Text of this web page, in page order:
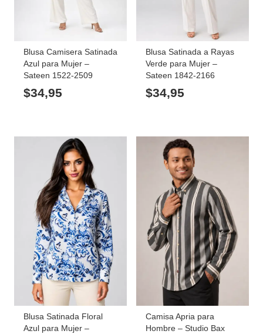
Blusa Camisera Satinada
Azul para Mujer –
Sateen 1522-2509
$34,95
Blusa Satinada a Rayas
Verde para Mujer –
Sateen 1842-2166
$34,95
Blusa Satinada Floral
Azul para Mujer –
Camisa Apria para
Hombre – Studio Bax